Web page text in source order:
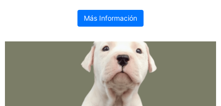
Más Información